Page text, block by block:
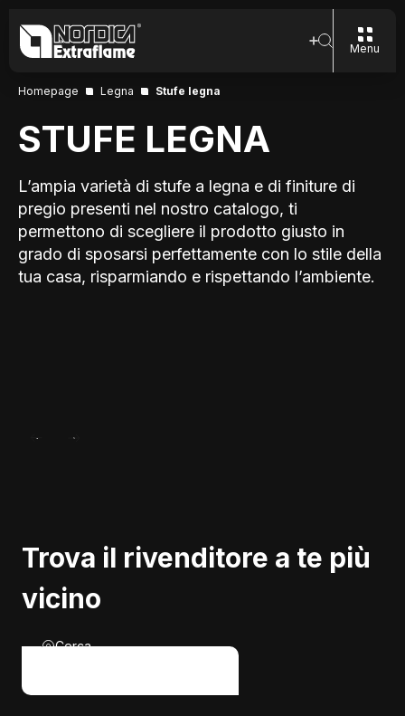
Menu
Homepage Legna Stufe legna
STUFE LEGNA
L’ampia varietà di stufe a legna e di finiture di
pregio presenti nel nostro catalogo, ti
permettono di scegliere il prodotto giusto in
grado di sposarsi perfettamente con lo stile della
tua casa, risparmiando e rispettando l’ambiente.
Trova il rivenditore a te più
vicino
Cerca